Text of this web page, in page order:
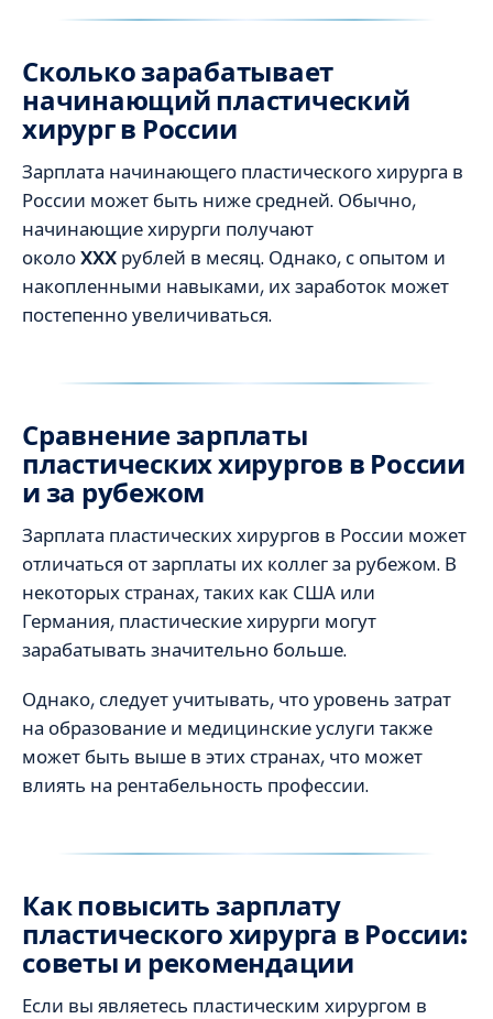
Сколько зарабатывает
начинающий пластический
хирург в России
Зарплата начинающего пластического хирурга в
России может быть ниже средней. Обычно,
начинающие хирурги получают
околоXXX рублей в месяц. Однако, с опытом и
накопленными навыками, их заработок может
постепенно увеличиваться.
Сравнение зарплаты
пластических хирургов в России
и за рубежом
Зарплата пластических хирургов в России может
отличаться от зарплаты их коллег за рубежом. В
некоторых странах, таких как США или
Германия, пластические хирурги могут
зарабатывать значительно больше.
Однако, следует учитывать, что уровень затрат
на образование и медицинские услуги также
может быть выше в этих странах, что может
влиять на рентабельность профессии.
Как повысить зарплату
пластического хирурга в России:
советы и рекомендации
Если вы являетесь пластическим хирургом в